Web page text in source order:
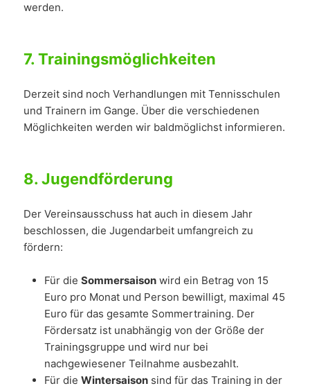
werden.
7.Trainingsmöglichkeiten
Derzeit sind noch Verhandlungen mit Tennisschulen
und Trainern im Gange. Über die verschiedenen
Möglichkeiten werden wir baldmöglichst informieren.
8.Jugendförderung
Der Vereinsausschuss hat auch in diesem Jahr
beschlossen, die Jugendarbeit umfangreich zu
fördern:
Für dieSommersaison wird ein Betrag von 15
Euro pro Monat und Person bewilligt, maximal 45
Euro für das gesamte Sommertraining. Der
Fördersatz ist unabhängig von der Größe der
Trainingsgruppe und wird nur bei
nachgewiesener Teilnahme ausbezahlt.
Für dieWintersaison sind für das Training in der